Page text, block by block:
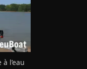
l’eau